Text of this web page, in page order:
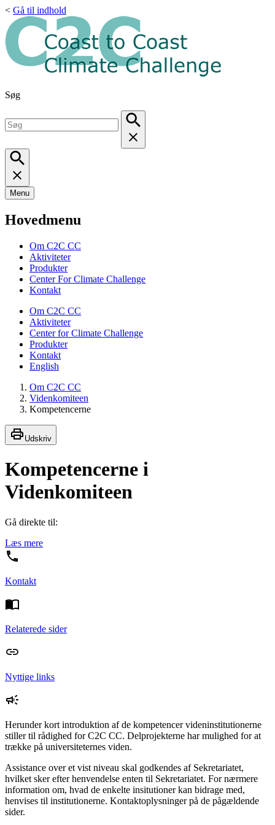
< Gå til indhold
Søg
Menu
Hovedmenu
Om C2C CC
Aktiviteter
Produkter
Center For Climate Challenge
Kontakt
Om C2C CC
Aktiviteter
Center for Climate Challenge
Produkter
Kontakt
English
Om C2C CC
Videnkomiteen
Kompetencerne
Udskriv
Kompetencerne i
Videnkomiteen
Gå direkte til:
Læs mere
Kontakt
Relaterede sider
Nyttige links
Herunder kort introduktion af de kompetencer videninstitutionerne
stiller til rådighed for C2C CC. Delprojekterne har mulighed for at
trække på universiteternes viden.
Assistance over et vist niveau skal godkendes af Sekretariatet,
hvilket sker efter henvendelse enten til Sekretariatet. For nærmere
information om, hvad de enkelte insitutioner kan bidrage med,
henvises til institutionerne. Kontaktoplysninger på de pågældende
sider.